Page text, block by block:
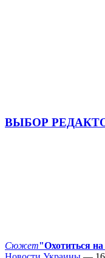
ВЫБОР
Сюжет"Охотиться